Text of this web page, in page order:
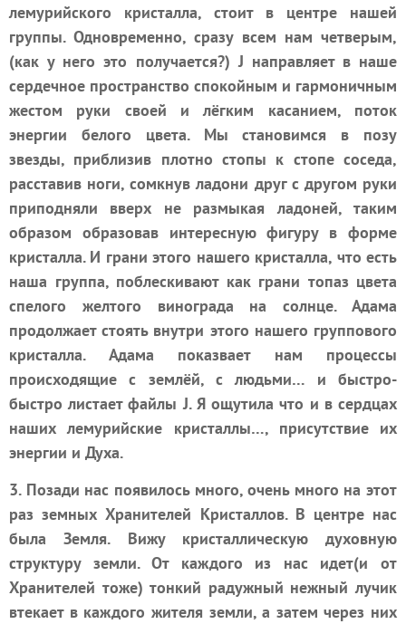
лемурийского кристалла, стоит в центре нашей
группы. Одновременно, сразу всем нам четверым,
(как у него это получается?)J направляет в наше
сердечное пространство спокойным и гармоничным
жестом руки своей и лёгким касанием, поток
энергии белого цвета. Мы становимся в позу
звезды, приблизив плотно стопы к стопе соседа,
расставив ноги, сомкнув ладони друг с другом руки
приподняли вверх не размыкая ладоней, таким
образом образовав интересную фигуру в форме
кристалла. И грани этого нашего кристалла, что есть
наша группа, поблескивают как грани топаз цвета
спелого желтого винограда на солнце. Адама
продолжает стоять внутри этого нашего группового
кристалла. Адама показвает нам процессы
происходящие с землёй, с людьми… и быстро-
быстро листает файлыJ. Я ощутила что и в сердцах
наших лемурийские кристаллы…, присутствие их
энергии и Духа.
3. Позади нас появилось много, очень много на этот
раз земных Хранителей Кристаллов. В центре нас
была Земля. Вижу кристаллическую духовную
структуру земли. От каждого из нас идет(и от
Хранителей тоже) тонкий радужный нежный лучик
втекает в каждого жителя земли, а затем через них